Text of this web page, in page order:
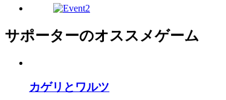
サポーターのオススメゲーム
カゲリとワルツ